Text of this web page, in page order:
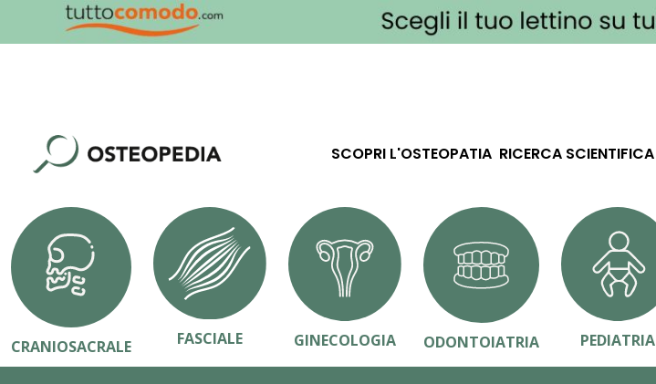
SCOPRI L'OSTEOPATIA RICERCA SCIENTIFICA
CRANIOSACRALE FASCIALE GINECOLOGIA ODONTOIATRIA PEDIATRIA